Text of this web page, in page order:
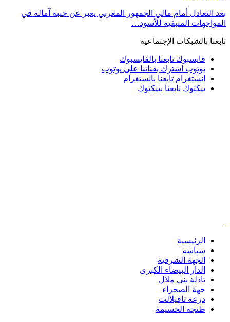
بعد التعادل أمام مالي الجمهور المغربي يعبر عن خيبة آماله في
المواجهات المتبقية للأسود…
تابعنا بالشبكات الإجتماعية
فايسبوك تابعنا بالفايسبوك
يوتوب اشترك بقناتنا على يوتوب
انستغرام تابعنا بانستغرام
تيكتوك تابعنا بتيكتوك
الرئيسية
سياسة
الجهة الشرقية
الدار البيضاء الكبرى
تادلة بني ملال
جهة الصحراء
درعة تافيلالت
طنجة الحسيمة